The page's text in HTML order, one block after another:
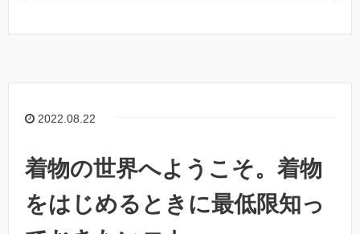
2022.08.22
着物の世界へようこそ。着物
をはじめるときに最低限知っ